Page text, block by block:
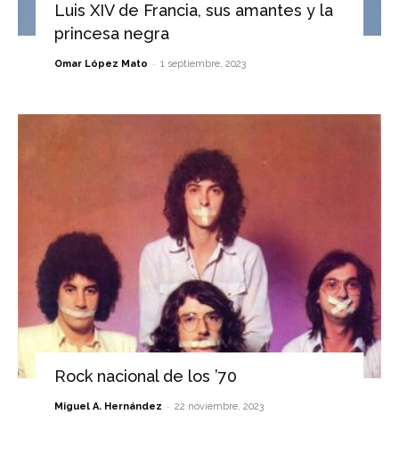
Luis XIV de Francia, sus amantes y la
princesa negra
Omar López Mato - 1 septiembre, 2023
Rock nacional de los ’70
Miguel A. Hernández - 22 noviembre, 2023